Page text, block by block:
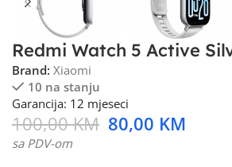
Redmi Watch 5 Active
Brand: Xiaomi
10 na stanju
Garancija: 12 mjeseci
100,00KM 80,00 KM
sa PDV-om